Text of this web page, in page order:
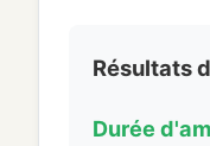
Résultats
Durée